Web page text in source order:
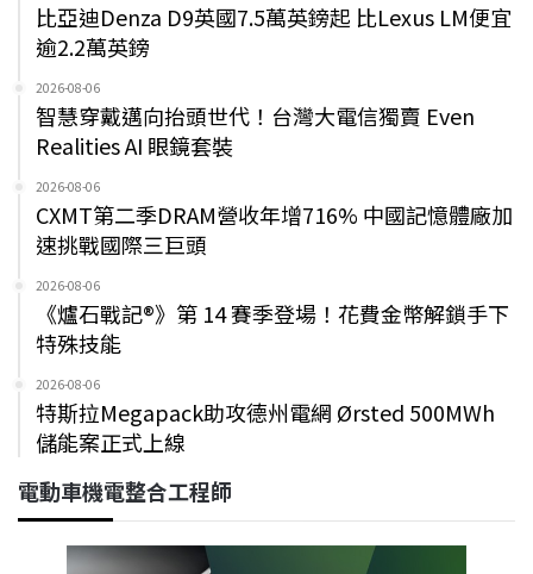
比亞迪Denza D9英國7.5萬英鎊起 比Lexus LM便宜
逾2.2萬英鎊
2026-08-06
智慧穿戴邁向抬頭世代！台灣大電信獨賣 Even
Realities AI 眼鏡套裝
2026-08-06
CXMT第二季DRAM營收年增716% 中國記憶體廠加
速挑戰國際三巨頭
2026-08-06
《爐石戰記®》第 14 賽季登場！花費金幣解鎖手下
特殊技能
2026-08-06
特斯拉Megapack助攻德州電網 Ørsted 500MWh
儲能案正式上線
電動車機電整合工程師